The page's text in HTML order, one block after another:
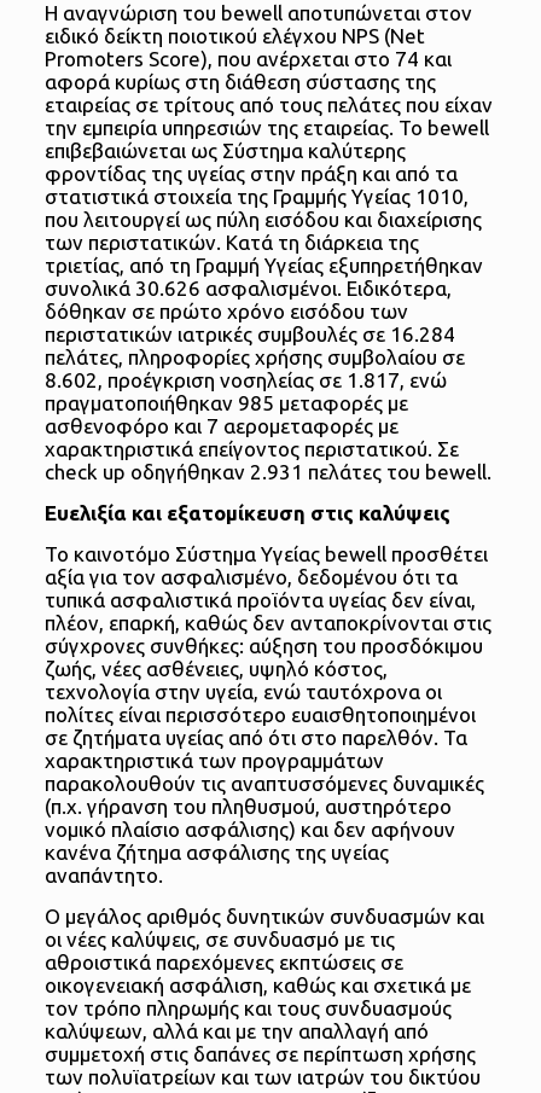
Η αναγνώριση του bewell αποτυπώνεται στον
ειδικό δείκτη ποιοτικού ελέγχου NPS (Net
Promoters Score), που ανέρχεται στο 74 και
αφορά κυρίως στη διάθεση σύστασης της
εταιρείας σε τρίτους από τους πελάτες που είχαν
την εμπειρία υπηρεσιών της εταιρείας. Το bewell
επιβεβαιώνεται ως Σύστημα καλύτερης
φροντίδας της υγείας στην πράξη και από τα
στατιστικά στοιχεία της Γραμμής Υγείας 1010,
που λειτουργεί ως πύλη εισόδου και διαχείρισης
των περιστατικών. Κατά τη διάρκεια της
τριετίας, από τη Γραμμή Υγείας εξυπηρετήθηκαν
συνολικά 30.626 ασφαλισμένοι. Ειδικότερα,
δόθηκαν σε πρώτο χρόνο εισόδου των
περιστατικών ιατρικές συμβουλές σε 16.284
πελάτες, πληροφορίες χρήσης συμβολαίου σε
8.602, προέγκριση νοσηλείας σε 1.817, ενώ
πραγματοποιήθηκαν 985 μεταφορές με
ασθενοφόρο και 7 αερομεταφορές με
χαρακτηριστικά επείγοντος περιστατικού. Σε
check up οδηγήθηκαν 2.931 πελάτες του bewell.
Ευελιξία και εξατομίκευση στις καλύψεις
Το καινοτόμο Σύστημα Υγείας bewell προσθέτει
αξία για τον ασφαλισμένο, δεδομένου ότι τα
τυπικά ασφαλιστικά προϊόντα υγείας δεν είναι,
πλέον, επαρκή, καθώς δεν ανταποκρίνονται στις
σύγχρονες συνθήκες: αύξηση του προσδόκιμου
ζωής, νέες ασθένειες, υψηλό κόστος,
τεχνολογία στην υγεία, ενώ ταυτόχρονα οι
πολίτες είναι περισσότερο ευαισθητοποιημένοι
σε ζητήματα υγείας από ότι στο παρελθόν. Τα
χαρακτηριστικά των προγραμμάτων
παρακολουθούν τις αναπτυσσόμενες δυναμικές
(π.χ. γήρανση του πληθυσμού, αυστηρότερο
νομικό πλαίσιο ασφάλισης) και δεν αφήνουν
κανένα ζήτημα ασφάλισης της υγείας
αναπάντητο.
Ο μεγάλος αριθμός δυνητικών συνδυασμών και
οι νέες καλύψεις, σε συνδυασμό με τις
αθροιστικά παρεχόμενες εκπτώσεις σε
οικογενειακή ασφάλιση, καθώς και σχετικά με
τον τρόπο πληρωμής και τους συνδυασμούς
καλύψεων, αλλά και με την απαλλαγή από
συμμετοχή στις δαπάνες σε περίπτωση χρήσης
των πολυϊατρείων και των ιατρών του δικτύου